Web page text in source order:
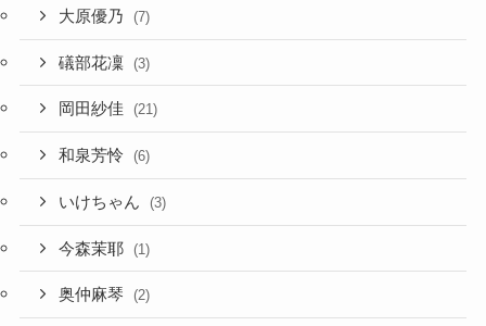
大原優乃 (7)
礒部花凜 (3)
岡田紗佳 (21)
和泉芳怜 (6)
いけちゃん (3)
今森茉耶 (1)
奥仲麻琴 (2)